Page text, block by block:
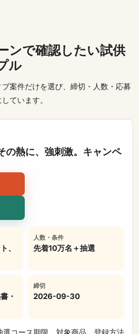
ンで確認したい試供
ル
案件だけを選び、締切・人数・応募
ています。
の熱に、強刺激。キャンペ
、
人数・条件
先着10万名＋抽選
・
締切
2026-09-30